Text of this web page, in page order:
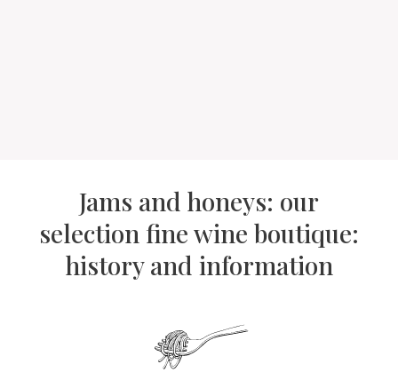
Jams and honeys: our
selection fine wine boutique:
history and information